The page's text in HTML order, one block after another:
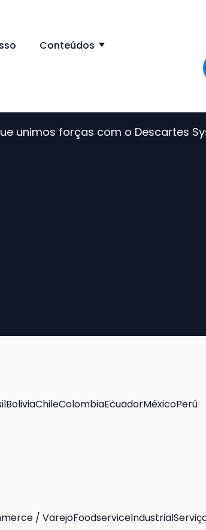
for Solução
Conteúdos Show
Nós
unimos forças com o Descartes
BoliviaChileColombiaEcuadorMéxicoPerú
/ VarejoFoodserviceIndustrial